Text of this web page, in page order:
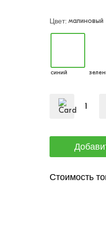
Цвет: малиновый
синий
Стоимость